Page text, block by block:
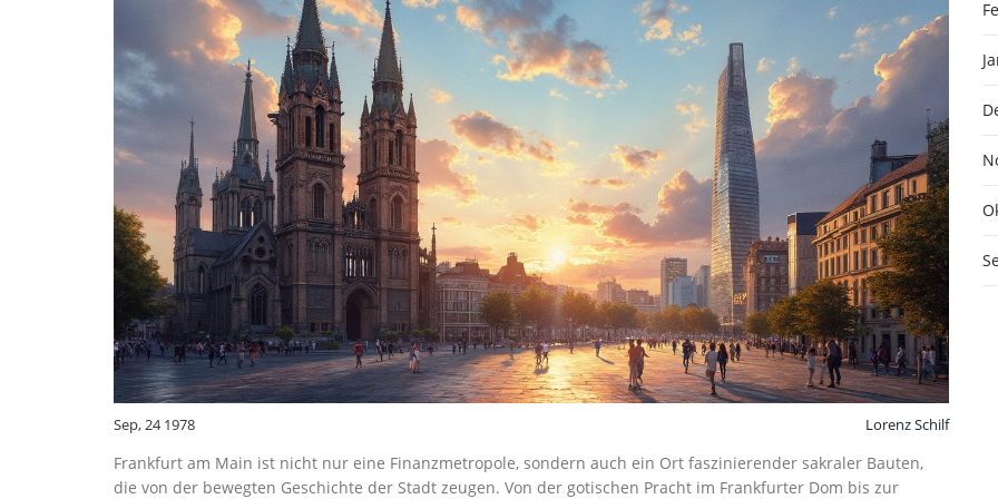
Sep, 24 1978 Lorenz Schilf
Frankfurt am Main ist nicht nur eine Finanzmetropole, sondern auch ein Ort faszinierender sakraler Bauten,
die von der bewegten Geschichte der Stadt zeugen. Von der gotischen Pracht im Frankfurter Dom bis zur